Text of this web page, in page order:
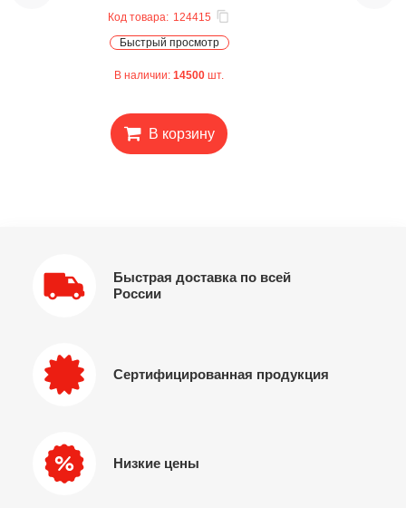
Код товара: 124415
Быстрый просмотр
В наличии: 14500 шт.
В корзину
Быстрая доставка по всей
России
Сертифицированная продукция
Низкие цены